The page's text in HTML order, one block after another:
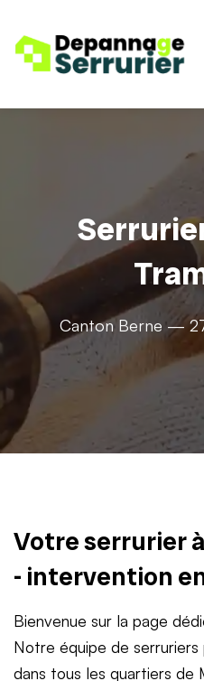
Canton Berne —
Votre serrurier
- intervention
Bienvenue sur la page
Notre équipe de
dans tous les quartiers de